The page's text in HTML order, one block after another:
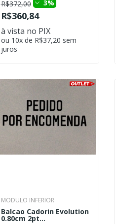
R$372,00
3%
R$360,84
à vista no PIX
ou 10x de R$37,20 sem
juros
MODULO INFERIOR
Balcao Cadorin Evolution
0.80cm 2pt...